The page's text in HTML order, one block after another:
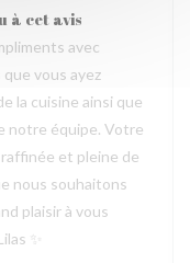
à cet avis
avec
que vous ayez
la cuisine ainsi que
notre équipe. Votre
raffinée et pleine de
nous souhaitons
plaisir à vous
✨